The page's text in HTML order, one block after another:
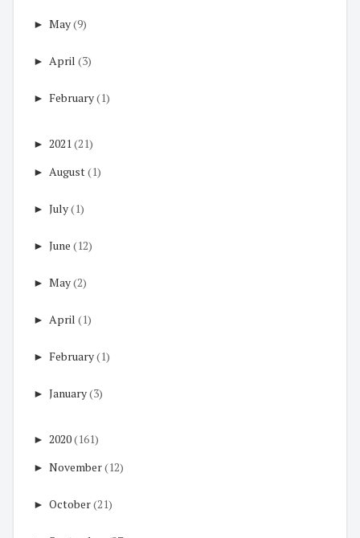
► May(9)
► April (3)
► February(1)
► 2021 (21)
► August(1)
► July(1)
► June (12)
► May(2)
► April (1)
► February(1)
► January(3)
► 2020(161)
► November(12)
► October(21)